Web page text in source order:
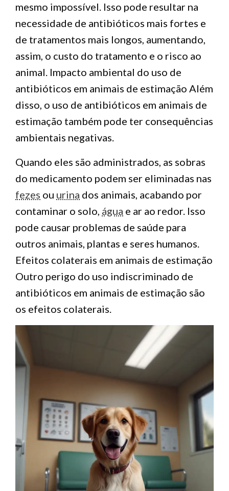
mesmo impossível. Isso pode resultar na
necessidade de antibióticos mais fortes e
de tratamentos mais longos, aumentando,
assim, o custo do tratamento e o risco ao
animal. Impacto ambiental do uso de
antibióticos em animais de estimação Além
disso, o uso de antibióticos em animais de
estimação também pode ter consequências
ambientais negativas.
Quando eles são administrados, as sobras
do medicamento podem ser eliminadas nas
fezes ou urina dos animais, acabando por
contaminar o solo, água e ar ao redor. Isso
pode causar problemas de saúde para
outros animais, plantas e seres humanos.
Efeitos colaterais em animais de estimação
Outro perigo do uso indiscriminado de
antibióticos em animais de estimação são
os efeitos colaterais.